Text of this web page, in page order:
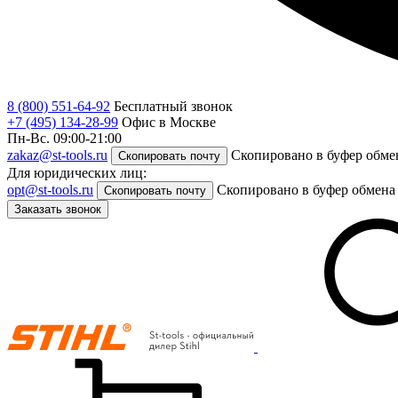
8 (800) 551-64-92 Бесплатный звонок
+7 (495) 134-28-99 Офис в Москве
Пн-Вс. 09:00-21:00
zakaz@st-tools.ru
Скопировать почту
Скопировано в буфер
Для юридических лиц:
opt@st-tools.ru
Скопировать почту Скопировано в буфер обмена
Заказать звонок